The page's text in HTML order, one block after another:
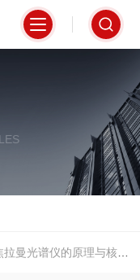
光谱仪的原理与核心优势全解析